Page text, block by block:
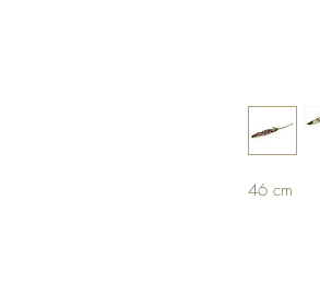
46 cm